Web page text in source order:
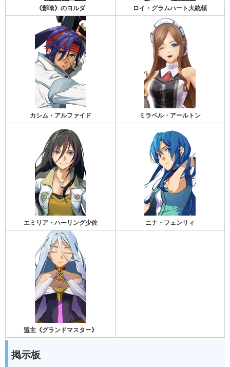
《影喰》のヨルダ ロイ・グラムハート大統領
カシム・アルファイド ミラベル・アールトン
エミリア・ハーリング少佐 ニナ・フェンリィ
盟主《グランドマスター》
掲示板